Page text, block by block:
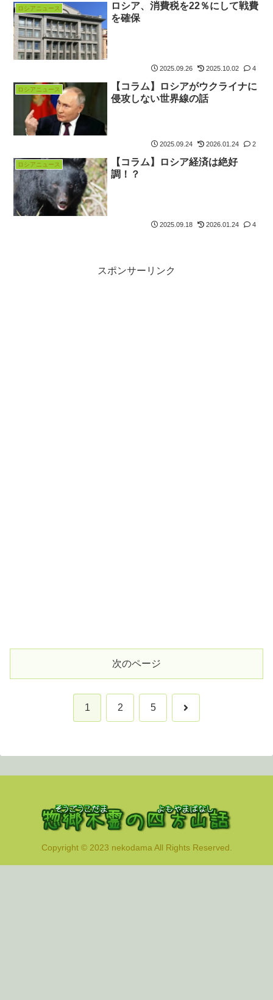
ロシアニュース
ロシア、消費税を22％にして戦費
を確保
2025.09.26 2025.10.02 4
ロシアニュース
【コラム】ロシアがウクライナに
侵攻しない世界線の話
2025.09.24 2026.01.24 2
ロシアニュース
【コラム】ロシア経済は絶好
調！？
2025.09.18 2026.01.24 4
スポンサーリンク
次のページ
1 2 5 次
Copyright © 2023 nekodama All Rights Reserved.